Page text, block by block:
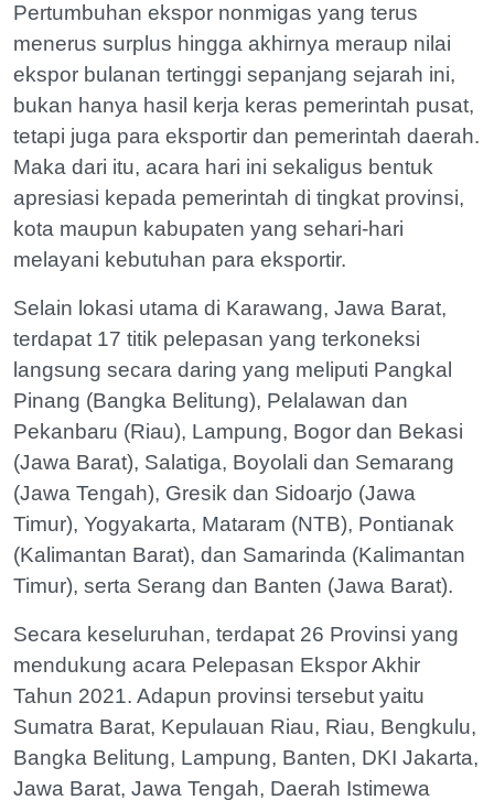
Pertumbuhan ekspor nonmigas yang terus
menerus surplus hingga akhirnya meraup nilai
ekspor bulanan tertinggi sepanjang sejarah ini,
bukan hanya hasil kerja keras pemerintah pusat,
tetapi juga para eksportir dan pemerintah daerah.
Maka dari itu, acara hari ini sekaligus bentuk
apresiasi kepada pemerintah di tingkat provinsi,
kota maupun kabupaten yang sehari-hari
melayani kebutuhan para eksportir.
Selain lokasi utama di Karawang, Jawa Barat,
terdapat 17 titik pelepasan yang terkoneksi
langsung secara daring yang meliputi Pangkal
Pinang (Bangka Belitung), Pelalawan dan
Pekanbaru (Riau), Lampung, Bogor dan Bekasi
(Jawa Barat), Salatiga, Boyolali dan Semarang
(Jawa Tengah), Gresik dan Sidoarjo (Jawa
Timur), Yogyakarta, Mataram (NTB), Pontianak
(Kalimantan Barat), dan Samarinda (Kalimantan
Timur), serta Serang dan Banten (Jawa Barat).
Secara keseluruhan, terdapat 26 Provinsi yang
mendukung acara Pelepasan Ekspor Akhir
Tahun 2021. Adapun provinsi tersebut yaitu
Sumatra Barat, Kepulauan Riau, Riau, Bengkulu,
Bangka Belitung, Lampung, Banten, DKI Jakarta,
Jawa Barat, Jawa Tengah, Daerah Istimewa